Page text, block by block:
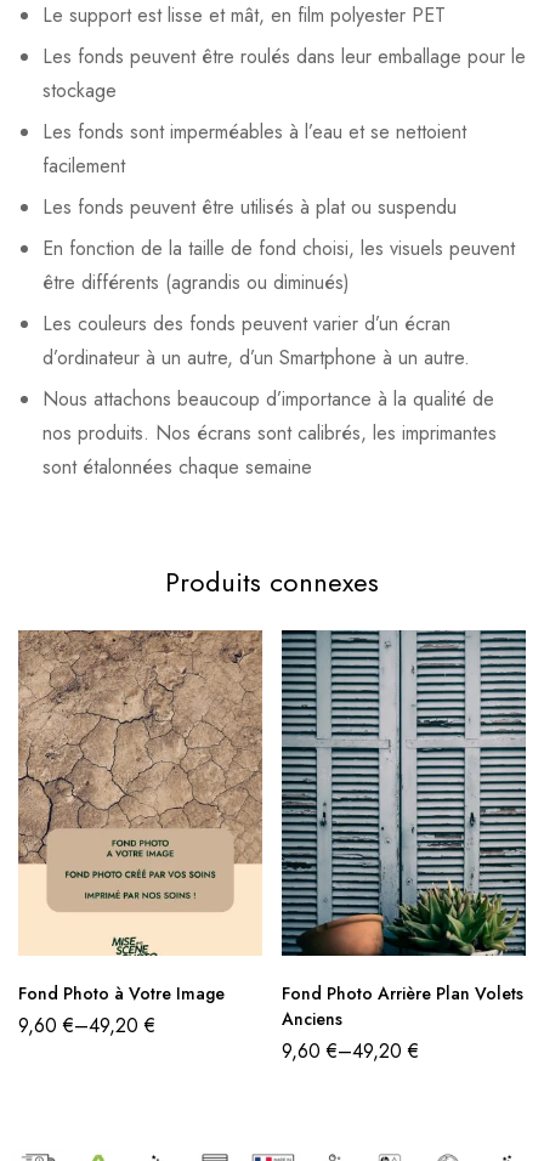
Le support est lisse et mât, en film polyester PET
Les fonds peuvent être roulés dans leur emballage pour le
stockage
Les fonds sont imperméables à l’eau et se nettoient
facilement
Les fonds peuvent être utilisés à plat ou suspendu
En fonction de la taille de fond choisi, les visuels peuvent
être différents (agrandis ou diminués)
Les couleurs des fonds peuvent varier d’un écran
d’ordinateur à un autre, d’un Smartphone à un autre.
Nous attachons beaucoup d’importance à la qualité de
nos produits. Nos écrans sont calibrés, les imprimantes
sont étalonnées chaque semaine
Produits connexes
Fond Photo à Votre Image
9,60€–49,20€
Fond Photo Arrière Plan Volets
Anciens
9,60€–49,20€